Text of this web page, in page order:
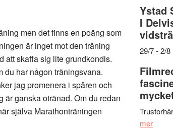
men det finns en poäng som
är inget mot den träning
att skaffa sig lite grundkondis.
du har någon träningsvana.
jag promenera i spåren och
är ganska otränad. Om du redan
själva Marathonträningen
Ystad
I
29/7 - 2/
merom